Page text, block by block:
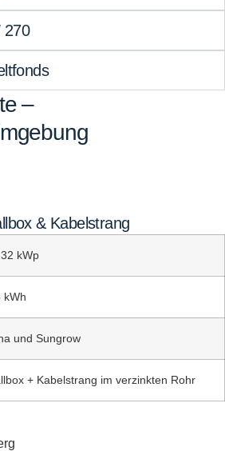
270
–
& Kabelstrang
kWp
kWh
und Sungrow
+ Kabelstrang im verzinkten Rohr